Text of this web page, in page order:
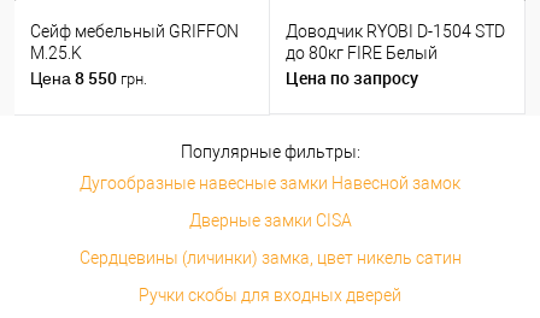
Сейф мебельный GRIFFON
M.25.K
Цена 8 550 грн.
Доводчик RYOBI D-1504 STD
до 80кг FIRE Белый
Цена по запросу
Популярные фильтры:
Дугообразные навесные замки Навесной замок
Дверные замки CISA
Сердцевины (личинки) замка, цвет никель сатин
Ручки скобы для входных дверей